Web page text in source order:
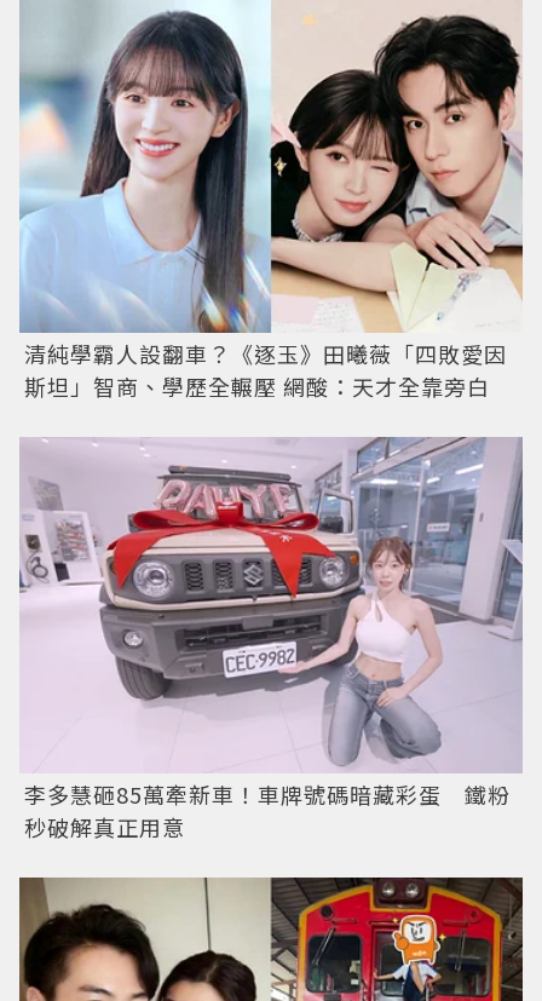
清純學霸人設翻車？《逐玉》田曦薇「四敗愛因
斯坦」智商、學歷全輾壓 網酸：天才全靠旁白
李多慧砸85萬牽新車！車牌號碼暗藏彩蛋 鐵粉
秒破解真正用意